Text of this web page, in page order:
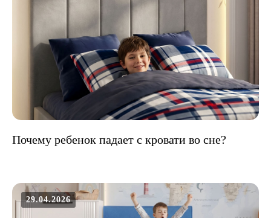
Почему ребенок падает с кровати во сне?
29.04.2026